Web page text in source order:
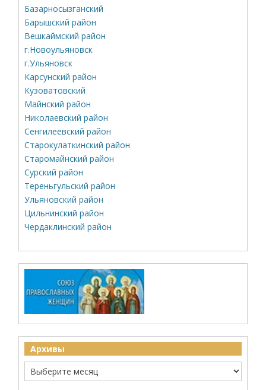
Базарносызганский
Барышский район
Вешкаймский район
г.Новоульяновск
г.Ульяновск
Карсунский район
Кузоватовский
Майнский район
Николаевский район
Сенгилеевский район
Старокулаткинский район
Старомайнский район
Сурский район
Тереньгульский район
Ульяновский район
Цильнинский район
Чердаклинский район
Архивы